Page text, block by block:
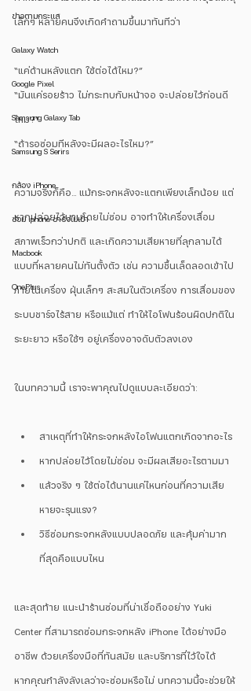
ข่าวตามกระแส
Galaxy Watch
Google Pixel
Samsung Galaxy Tab
Samsung S Serirs
กล้อง iPhone
ซ่อม iphone ชาร์จไม่เข้า
Macbook
OnePlus
เล็กๆ หลายคนจึงเกิดคำถามขึ้นมาทันทีว่า
“แค่ด้านหลังแตก ใช้ต่อได้ไหม?”
“มันแค่รอยร้าว ไม่กระทบกับหน้าจอ จะปล่อยไว้ก่อนดี
ไหม?”
“ถ้ารอซ่อมทีหลังจะมีผลอะไรไหม?”
ความจริงก็คือ... แม้กระจกหลังจะแตกเพียงเล็กน้อย แต่
หากปล่อยไว้นานโดยไม่ซ่อม อาจทำให้เครื่องเสื่อม
สภาพเร็วกว่าปกติ และเกิดความเสียหายที่ลุกลามได้
แบบที่หลายคนไม่ทันตั้งตัว เช่น ความชื้นเล็ดลอดเข้าไป
ภายในเครื่อง ฝุ่นเล็กๆ สะสมในตัวเครื่อง การเสื่อมของ
ระบบชาร์จไร้สาย หรือแม้แต่ ทำให้ไอโฟนร้อนผิดปกติใน
ระยะยาว หรือใช้ๆ อยู่เครื่องอาจดับตัวลงเอง
ในบทความนี้ เราจะพาคุณไปดูแบบละเอียดว่า:
สาเหตุที่ทำให้กระจกหลังไอโฟนแตกเกิดจากอะไร
หากปล่อยไว้โดยไม่ซ่อม จะมีผลเสียอะไรตามมา
แล้วจริง ๆ ใช้ต่อได้นานแค่ไหนก่อนที่ความเสีย
หายจะรุนแรง?
วิธีซ่อมกระจกหลังแบบปลอดภัย และคุ้มค่ามาก
ที่สุดคือแบบไหน
และสุดท้าย แนะนำร้านซ่อมที่น่าเชื่อถืออย่าง Yuki
Center ที่สามารถซ่อมกระจกหลัง iPhone ได้อย่างมือ
อาชีพ ด้วยเครื่องมือที่ทันสมัย และบริการที่ไว้ใจได้
หากคุณกำลังลังเลว่าจะซ่อมหรือไม่ บทความนี้จะช่วยให้